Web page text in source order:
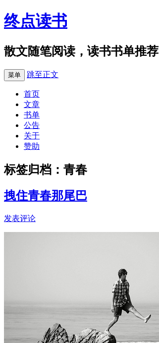
终点读书
散文随笔阅读，读书书单推荐
菜单 跳至正文
首页
文章
书单
公告
关于
赞助
标签归档： 青春
拽住青春那尾巴
发表评论